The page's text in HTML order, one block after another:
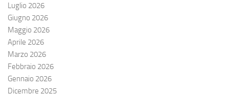
Luglio 2026
Giugno 2026
Maggio 2026
Aprile 2026
Marzo 2026
Febbraio 2026
Gennaio 2026
Dicembre 2025